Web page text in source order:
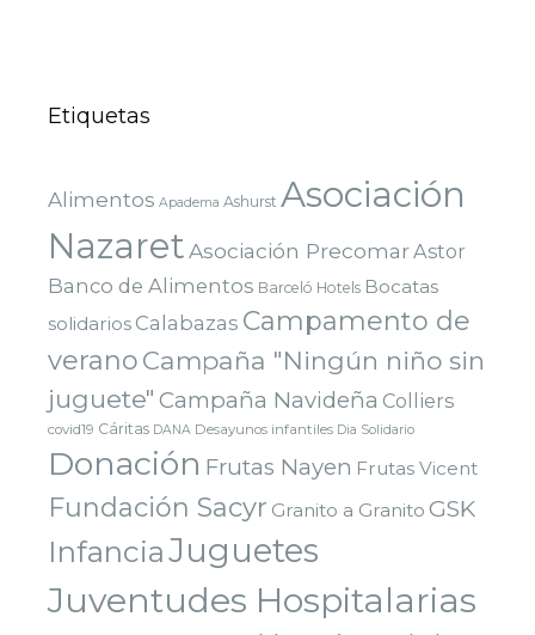
Etiquetas
Alimentos Apadema Ashurst Asociación
NazaretAsociación PrecomarAstor
Banco de Alimentos Barceló Hotels Bocatas
solidarios Calabazas Campamento de
verano Campaña "Ningún niño sin
juguete" Campaña Navideña Colliers
covid19 Cáritas DANA Desayunos infantiles Dia Solidario
Donación Frutas Nayen Frutas Vicent
Fundación Sacyr Granito a Granito GSK
InfanciaJuguetes
Juventudes Hospitalarias